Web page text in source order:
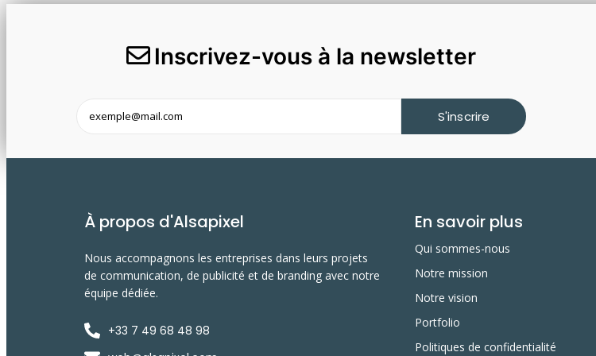
Inscrivez-vous à la newsletter
S'inscrire
À propos d'Alsapixel
Nous accompagnons les entreprises dans leurs projets
de communication, de publicité et de branding avec notre
équipe dédiée.
+33 7 49 68 48 98
En savoir plus
Qui sommes-nous
Notre mission
Notre vision
Portfolio
Politiques de confidentialité